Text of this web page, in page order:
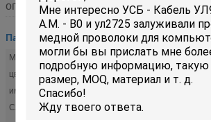
описание
Паяя монтажная схема
Материал:
ПВХ
цвет:
БК/РД/ИЭ/БУ/ВТ
имя:
Служба:
пользовательских